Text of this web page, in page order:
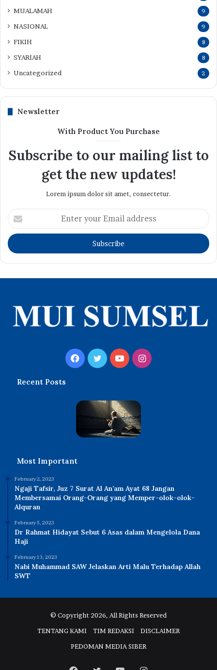
MUALAMAH 9
NASIONAL 9
FIKIH 8
SYARIAH 8
Uncategorized 2
Newsletter
With Product You Purchase
Subscribe to our mailing list to
get the new updates!
Lorem ipsum dolor sit amet, consectetur.
Enter
your
Email
address
Facebook
TwitterYouTubeInstagram
Recent Posts
Most Important
February 2, 2023
Ngaji Tafsir, Juz 7 Surat Al An’am Ayat 68 Jangan
Membersamai Orang-Orang yang Memper-olok-olok-
Alquran
February 5, 2023
Dr Rahmat Hidayat Sebut 6 Asas dalam Mengelola Dana
Haji
February 13, 2023
Nabi Muhammad SAW Jelaskan Arti Malu Terhadap Allah
SWT
© Copyright 2026, All Rights Reserved
TENTANG KAMI
TIM REDAKSI
DISCLAIMER
PEDOMAN MEDIA SIBER